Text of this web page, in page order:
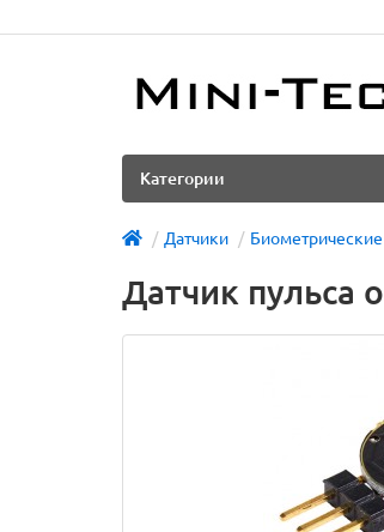
Категории
Датчики Биометрические
Датчик пульса